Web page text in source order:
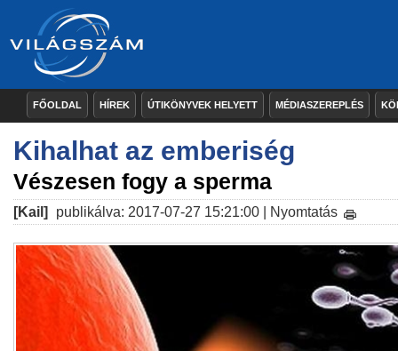
FŐOLDAL HÍREK ÚTIKÖNYVEK HELYETT MÉDIASZEREPLÉS
Kihalhat az emberiség
Vészesen fogy a sperma
[Kail] publikálva: 2017-07-27 15:21:00 | Nyomtatás